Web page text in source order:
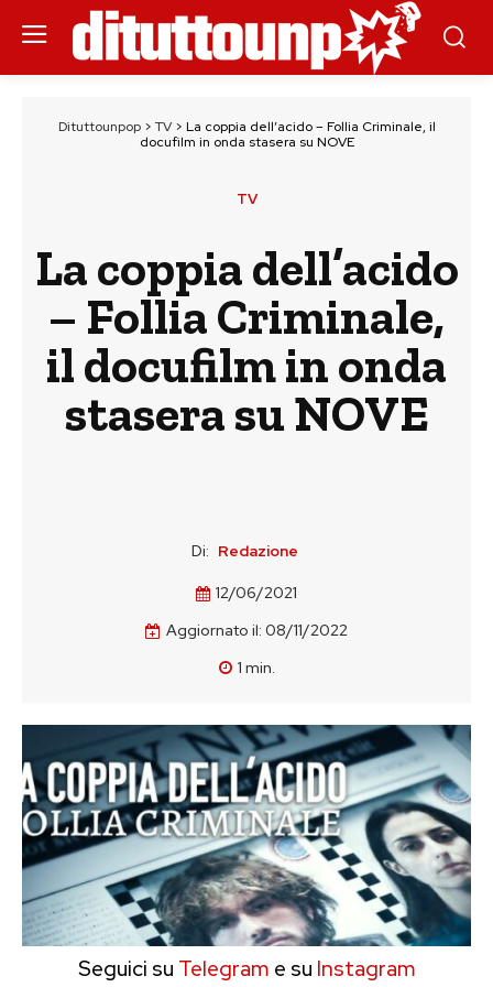
Dituttounpop> TV> La coppia dell’acido – Follia Criminale, il
docufilm in onda stasera su NOVE
TV
La coppia dell’acido
– Follia Criminale,
il docufilm in onda
stasera su NOVE
Di: Redazione
12/06/2021
Aggiornato il: 08/11/2022
1 min.
Seguici su Telegram e su Instagram